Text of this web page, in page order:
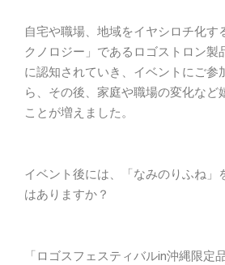
自宅や職場、地域をイヤシロチ化す
クノロジー」であるロゴストロン製
に認知されていき、イベントにご参
ら、その後、家庭や職場の変化など
ことが増えました。
イベント後には、「なみのりふね」
はありますか？
「ロゴスフェスティバルin沖縄限定